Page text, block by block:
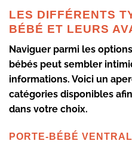
LES DIFFÉRENTS
BÉBÉ ET LEURS
Naviguer parmi les
bébés peut sembler
informations. Voici un
catégories disponibles
dans votre choix.
PORTE-BÉBÉ